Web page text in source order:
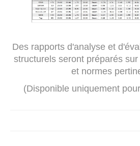
Des rapports d'analyse et
structurels seront préparés
et normes
(Disponible uniquement